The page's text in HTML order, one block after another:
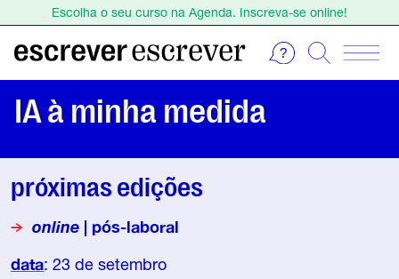
Escolha o seu curso na Agenda. Inscreva-se online!
Escolha o seu curso na Agenda. Inscreva-se online!
IA à minha medida
próximas edições
online | pós-laboral
data: 23 de setembro